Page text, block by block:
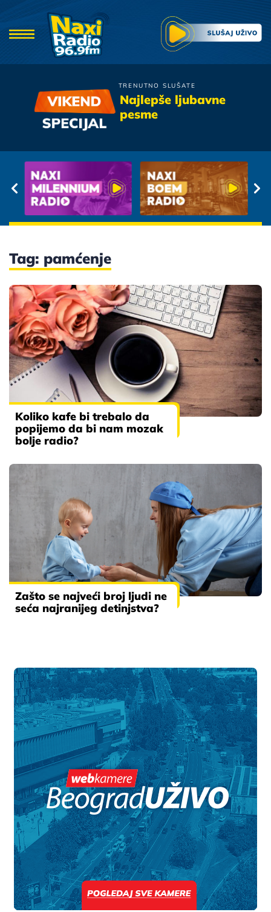
TRENUTNO SLUŠATE
Najlepše ljubavne
pesme
Aerodrom
Obicna Ljubavna Pesma
Tag: pamćenje
Koliko kafe bi trebalo da
popijemo da bi nam mozak
bolje radio?
Zašto se najveći broj ljudi ne
seća najranijeg detinjstva?